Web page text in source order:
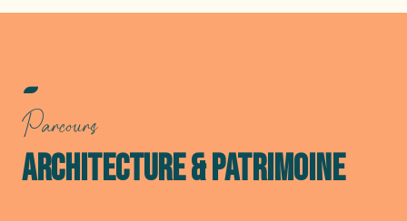
Parcours
ARCHITECTURE & PATRIMOINE